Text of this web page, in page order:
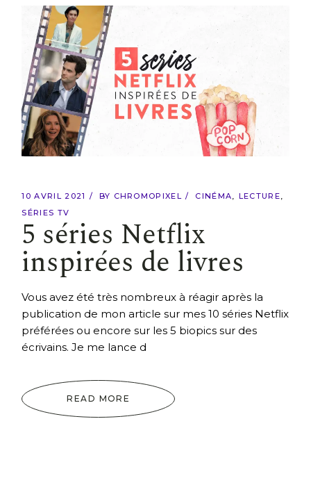
10 AVRIL 2021 BY CHROMOPIXEL CINÉMA
LECTURE
SÉRIES TV
5 séries Netflix
inspirées de livres
Vous avez été très nombreux à réagir après la
publication de mon article sur mes 10 séries Netflix
préférées ou encore sur les 5 biopics sur des
écrivains. Je me lance d
READ MORE